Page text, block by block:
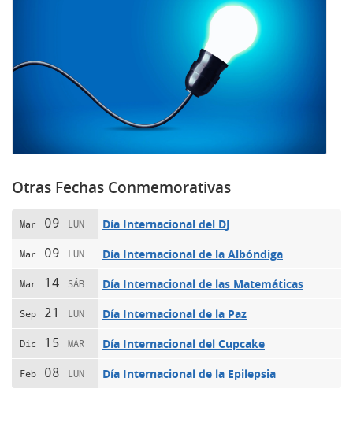
Otras Fechas Conmemorativas
Mar 09 LUN Día Internacional del DJ
Mar 09 LUN Día Internacional de la Albóndiga
Mar 14 SÁB Día Internacional de las Matemáticas
Sep 21 LUN Día Internacional de la Paz
Dic 15 MAR Día Internacional del Cupcake
Feb 08 LUN Día Internacional de la Epilepsia